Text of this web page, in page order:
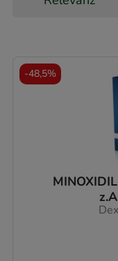
-48,5%